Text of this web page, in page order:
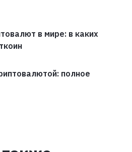
в мире: в каких
полное